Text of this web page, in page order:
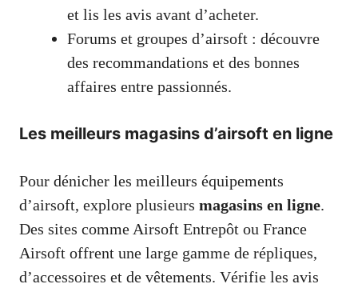
et lis les avis avant d’acheter.
Forums et groupes d’airsoft : découvre
des recommandations et des bonnes
affaires entre passionnés.
Les meilleurs magasins d’airsoft en ligne
Pour dénicher les meilleurs équipements
d’airsoft, explore plusieurs magasins en ligne.
Des sites comme Airsoft Entrepôt ou France
Airsoft offrent une large gamme de répliques,
d’accessoires et de vêtements. Vérifie les avis